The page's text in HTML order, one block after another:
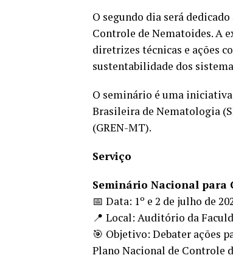
O segundo dia será
Controle de Nematoides. A
diretrizes técnicas e ações
sustentabilidade dos
O seminário é uma
Brasileira de Nematologia
(GREN-MT).
Serviço
Seminário Nacional para
📅 Data: 1º e 2 de julho de
📍 Local: Auditório da
🎯 Objetivo: Debater ações
Plano Nacional de Controle